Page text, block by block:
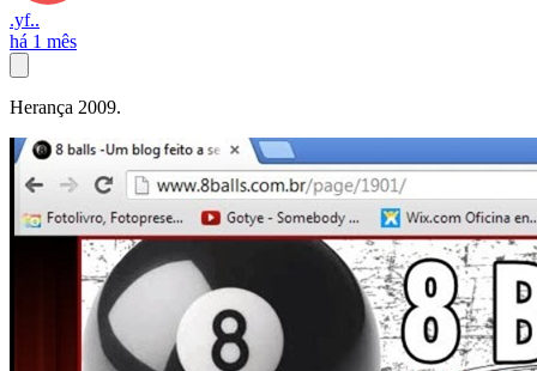
.yf..
há 1 mês
Herança 2009.